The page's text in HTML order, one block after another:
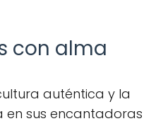
con alma
auténtica y la
en sus encantadoras